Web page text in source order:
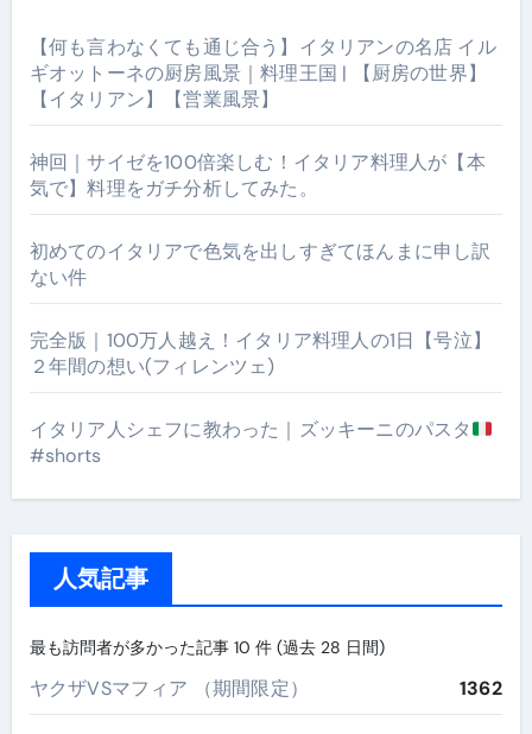
【何も言わなくても通じ合う】イタリアンの名店 イル
ギオットーネの厨房風景｜料理王国 | 【厨房の世界】
【イタリアン】【営業風景】
神回｜サイゼを100倍楽しむ！イタリア料理人が【本
気で】料理をガチ分析してみた。
初めてのイタリアで色気を出しすぎてほんまに申し訳
ない件
完全版｜100万人越え！イタリア料理人の1日【号泣】
２年間の想い(フィレンツェ)
イタリア人シェフに教わった｜ズッキーニのパスタ
#shorts
人気記事
最も訪問者が多かった記事 10 件 (過去 28 日間)
ヤクザVSマフィア （期間限定） 1362